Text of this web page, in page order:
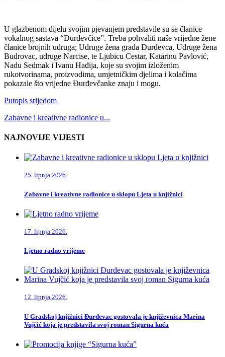
U glazbenom dijelu svojim pjevanjem predstavile su se članice
vokalnog sastava “Đurđevčice”. Treba pohvaliti naše vrijedne žene
članice brojnih udruga; Udruge žena grada Đurđevca, Udruge žena
Budrovac, udruge Narcise, te Ljubicu Cestar, Katarinu Pavlović,
Nadu Sedmak i Ivanu Hađija, koje su svojim izloženim
rukotvorinama, proizvodima, umjetničkim djelima i kolačima
pokazale što vrijedne Đurđevčanke znaju i mogu.
Putopis srijedom
Zabavne i kreativne radionice u...
NAJNOVIJE VIJESTI
25. lipnja 2026.
Zabavne i kreativne radionice u sklopu Ljeta u knjižnici
17. lipnja 2026.
Ljetno radno vrijeme
12. lipnja 2026.
U Gradskoj knjižnici Đurđevac gostovala je književnica Marina
Vujčić koja je predstavila svoj roman Sigurna kuća